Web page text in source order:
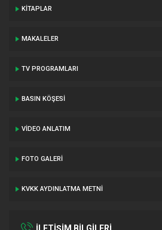
KITAPLAR
MAKALELER
TV PROGRAMLARI
BASIN KÖŞESI
VIDEO ANLATIM
FOTO GALERI
KVKK AYDINLATMA METNI